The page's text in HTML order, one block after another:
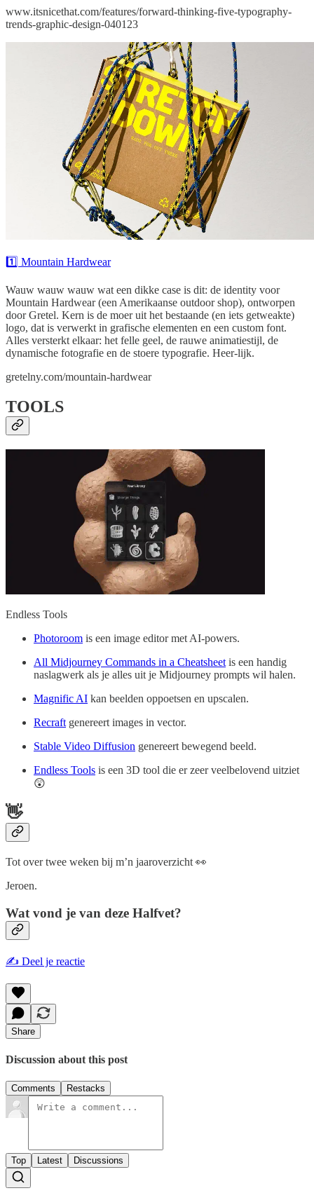
www.itsnicethat.com/features/forward-thinking-five-typography-
trends-graphic-design-040123
1️⃣ Mountain Hardwear
Wauw wauw wauw wat een dikke case is dit: de identity voor
Mountain Hardwear (een Amerikaanse outdoor shop), ontworpen
door Gretel. Kern is de moer uit het bestaande (en iets getweakte)
logo, dat is verwerkt in grafische elementen en een custom font.
Alles versterkt elkaar: het felle geel, de rauwe animatiestijl, de
dynamische fotografie en de stoere typografie. Heer-lijk.
gretelny.com/mountain-hardwear
TOOLS
Endless Tools
Photoroom is een image editor met AI-powers.
All Midjourney Commands in a Cheatsheetis een handig
naslagwerk als je alles uit je Midjourney prompts wil halen.
Magnific AI kan beelden oppoetsen en upscalen.
Recraftgenereert images in vector.
Stable Video Diffusion genereert bewegend beeld.
Endless Tools is een 3D tool die er zeer veelbelovend uitziet
😲
👋
Tot over twee weken bij m’n jaaroverzicht 👀
Jeroen.
Wat vond je van deze Halfvet?
✍️ Deel je reactie
Share
Discussion about this post
Comments Restacks
Top Latest Discussions